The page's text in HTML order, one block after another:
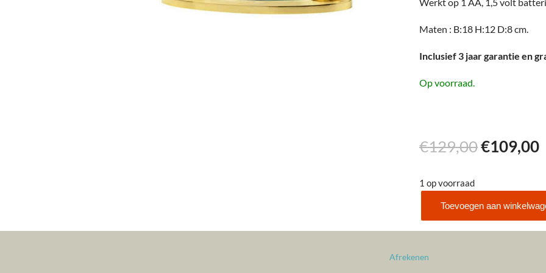
Maten : B:18 H:12 D:8 cm.
Inclusief 3 jaar garantie en
Op voorraad.
€129,00
was:
€129,00.
€109,00
1 op voorraad
5131
Toevoegen aan
Afrekenen